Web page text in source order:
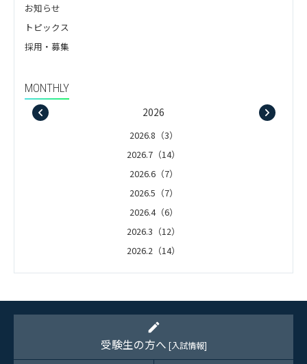
お知らせ
トピックス
採用・募集
MONTHLY
2026
2026.8（3）
2026.7（14）
2026.6（7）
2026.5（7）
2026.4（6）
2026.3（12）
2026.2（14）
2026.1（5）
edit
受験生の方へ [入試情報]